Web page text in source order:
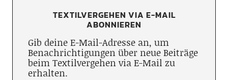
TEXTILVERGEHEN VIA E-MAIL
ABONNIEREN
Gib deine E-Mail-Adresse an, um
Benachrichtigungen über neue Beiträge
beim Textilvergehen via E-Mail zu
erhalten.